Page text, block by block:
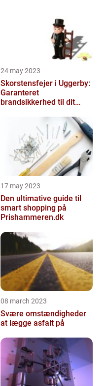
24 may 2023
Skorstensfejer i Uggerby:
Garanteret
brandsikkerhed til dit
17 may 2023
Den ultimative guide til
smart shopping på
Prishammeren.dk
08 march 2023
Svære omstændigheder
at lægge asfalt på